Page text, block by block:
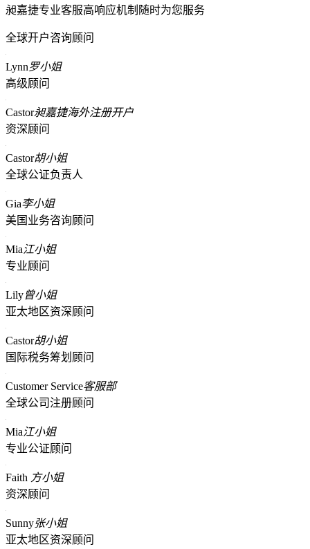
昶嘉捷专业客服高响应机制随时为您服务
全球开户咨询顾问
Lynn罗小姐
高级顾问
Castor昶嘉捷海外注册开户
资深顾问
Castor胡小姐
全球公证负责人
Gia李小姐
美国业务咨询顾问
Mia江小姐
专业顾问
Lily曾小姐
亚太地区资深顾问
Castor胡小姐
国际税务筹划顾问
Customer Service客服部
全球公司注册顾问
Mia江小姐
专业公证顾问
Faith 方小姐
资深顾问
Sunny张小姐
亚太地区资深顾问